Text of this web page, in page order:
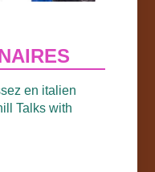
en italien
Talks with